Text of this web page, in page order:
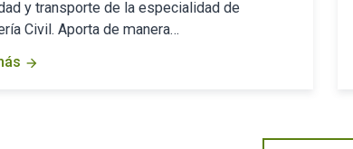
y transporte de la especialidad de
Civil. Aporta de manera…
arrow_forward